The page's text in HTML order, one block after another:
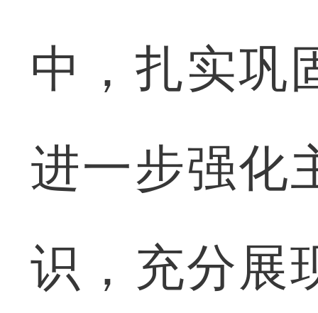
中，扎实巩
进一步强化
识，充分展